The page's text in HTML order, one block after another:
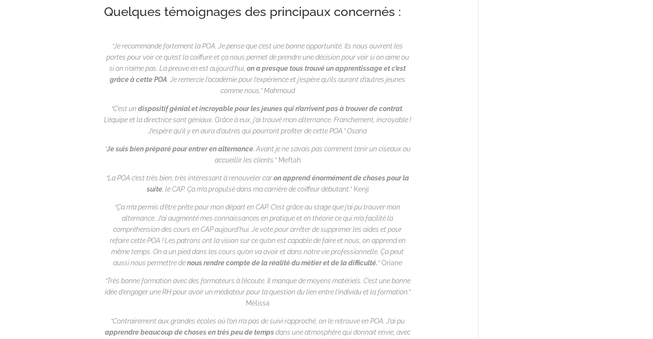
Quelques témoignages des principaux concernés :
“Je recommande fortement la POA. Je pense que c’est une bonne opportunité. Ils nous ouvrent les
portes pour voir ce qu’est la coiffure et ça nous permet de prendre une décision pour voir si on aime ou
si on n’aime pas. La preuve en est aujourd’hui,on a presque tous trouvé un apprentissage et c’est
grâce à cette POA. Je remercie l’académie pour l’expérience et j’espère qu’ils auront d’autres jeunes
comme nous.” Mahmoud
“C’est undispositif génial et incroyable pour les jeunes qui n’arrivent pas à trouver de contrat.
L’équipe et la directrice sont géniaux. Grâce à eux, j’ai trouvé mon alternance. Franchement, incroyable !
J’espère qu’il y en aura d’autres qui pourront profiter de cette POA.” Osana
“Je suis bien préparé pour entrer en alternance. Avant je ne savais pas comment tenir un ciseaux ou
accueillir les clients.”Meftah
“La POA c’est très bien, très intéressant à renouveler caron apprend énormément de choses pour la
suite, le CAP. Ça m’a propulsé dans ma carrière de coiffeur débutant.”Kenji
“Ça m’a permis d’être prête pour mon départ en CAP. C’est grâce au stage que j’ai pu trouver mon
alternance. J’ai augmenté mes connaissances en pratique et en théorie ce qui m’a facilité la
compréhension des cours en CAP aujourd’hui. Je vote pour arrêter de supprimer les aides et pour
refaire cette POA ! Les patrons ont la vision sur ce qu’on est capable de faire et nous, on apprend en
même temps. On a un pied dans les cours qu’on va avoir et dans notre vie professionnelle. Ça peut
aussi nous permettre denous rendre compte de la réalité du métier et de la difficulté.”Oriane
“Très bonne formation avec des formateurs à l’écoute. Il manque de moyens matériels. C’est une bonne
idée d’engager une RH pour avoir un médiateur pour la question du lien entre l’individu et la formation.”
Mélissa
“Contrairement aux grandes écoles où l’on n’a pas de suivi rapproché, on le retrouve en POA. J’ai pu
apprendre beaucoup de choses en très peu de temps dans une atmosphère qui donnait envie, avec